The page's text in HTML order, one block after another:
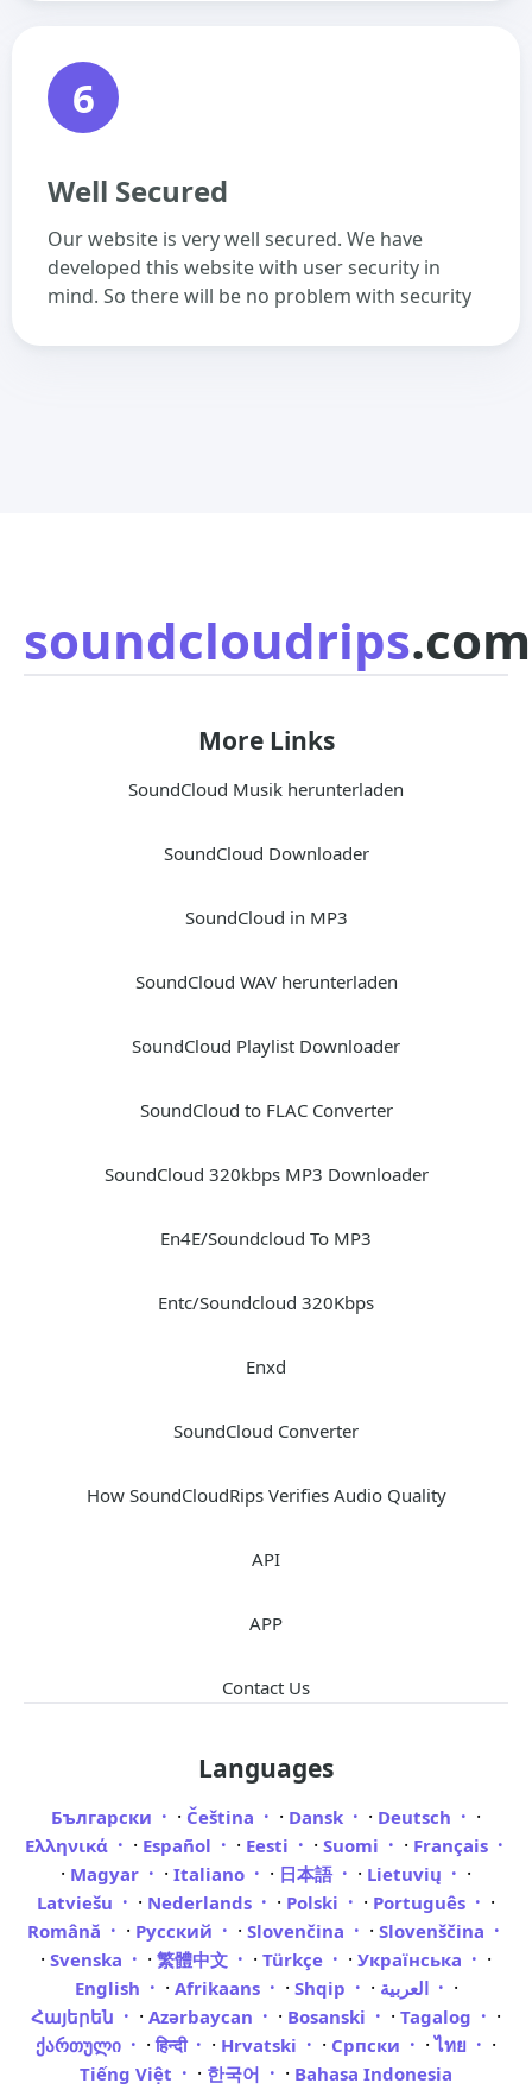
6
Well Secured
Our website is very well secured. We have
developed this website with user security in
mind. So there will be no problem with security
soundcloudrips.com
More Links
SoundCloud Musik herunterladen
SoundCloud Downloader
SoundCloud in MP3
SoundCloud WAV herunterladen
SoundCloud Playlist Downloader
SoundCloud to FLAC Converter
SoundCloud 320kbps MP3 Downloader
En4E/Soundcloud To MP3
Entc/Soundcloud 320Kbps
Enxd
SoundCloud Converter
How SoundCloudRips Verifies Audio Quality
API
APP
Contact Us
Languages
Български · Čeština · Dansk · Deutsch ·
Ελληνικά · Español · Eesti · Suomi · Français
· Magyar · Italiano · 日本語 · Lietuvių ·
Latviešu · Nederlands · Polski · Português ·
Română · Русский · Slovenčina · Slovenščina
· Svenska · 繁體中文 · Türkçe · Українська ·
English · Afrikaans · Shqip · العربية ·
Հայերեն · Azərbaycan · Bosanski · Tagalog ·
ქართული · हिन्दी · Hrvatski · Српски ·ไทย ·
Tiếng Việt · 한국어 · Bahasa Indonesia